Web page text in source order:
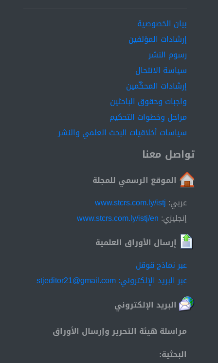
بيان الخصوصية
إرشادات المؤلفين
رسوم النشر
سياسة الانتحال
إرشادات المحكّمين
واجبات وحقوق الباحثين
مراحل وخطوات التحكيم
سياسات أخلاقيات البحث العلمي والنشر
تواصل معنا
الموقع الرسمي للمجلة
عربي: www.stcrs.com.ly/istj
إنجليزي: www.stcrs.com.ly/istj/en
إرسال الأوراق العلمية
عبر نماذج قوقل
عبر البريد الإلكتروني: stjeditor21@gmail.com
البريد الإلكتروني
مراسلة هيئة التحرير وإرسال الأوراق
البحثية: